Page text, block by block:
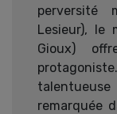
perversité
Lesieur), le
Gioux)
remarquée